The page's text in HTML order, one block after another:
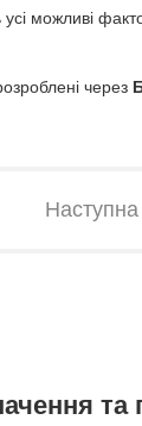
усі можливі
через
та